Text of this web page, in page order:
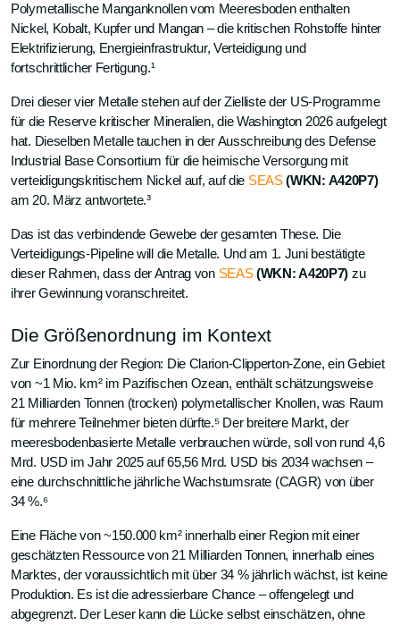
Polymetallische Manganknollen vom Meeresboden enthalten
Nickel, Kobalt, Kupfer und Mangan – die kritischen Rohstoffe hinter
Elektrifizierung, Energieinfrastruktur, Verteidigung und
fortschrittlicher Fertigung.¹
Drei dieser vier Metalle stehen auf der Zielliste der US-Programme
für die Reserve kritischer Mineralien, die Washington 2026 aufgelegt
hat. Dieselben Metalle tauchen in der Ausschreibung des Defense
Industrial Base Consortium für die heimische Versorgung mit
verteidigungskritischem Nickel auf, auf die SEAS (WKN: A420P7)
am 20. März antwortete.³
Das ist das verbindende Gewebe der gesamten These. Die
Verteidigungs-Pipeline will die Metalle. Und am 1. Juni bestätigte
dieser Rahmen, dass der Antrag von SEAS (WKN: A420P7) zu
ihrer Gewinnung voranschreitet.
Die Größenordnung im Kontext
Zur Einordnung der Region: Die Clarion-Clipperton-Zone, ein Gebiet
von ~1 Mio. km² im Pazifischen Ozean, enthält schätzungsweise
21 Milliarden Tonnen (trocken) polymetallischer Knollen, was Raum
für mehrere Teilnehmer bieten dürfte.⁵ Der breitere Markt, der
meeresbodenbasierte Metalle verbrauchen würde, soll von rund 4,6
Mrd. USD im Jahr 2025 auf 65,56 Mrd. USD bis 2034 wachsen –
eine durchschnittliche jährliche Wachstumsrate (CAGR) von über
34 %.⁶
Eine Fläche von ~150.000 km² innerhalb einer Region mit einer
geschätzten Ressource von 21 Milliarden Tonnen, innerhalb eines
Marktes, der voraussichtlich mit über 34 % jährlich wächst, ist keine
Produktion. Es ist die adressierbare Chance – offengelegt und
abgegrenzt. Der Leser kann die Lücke selbst einschätzen, ohne